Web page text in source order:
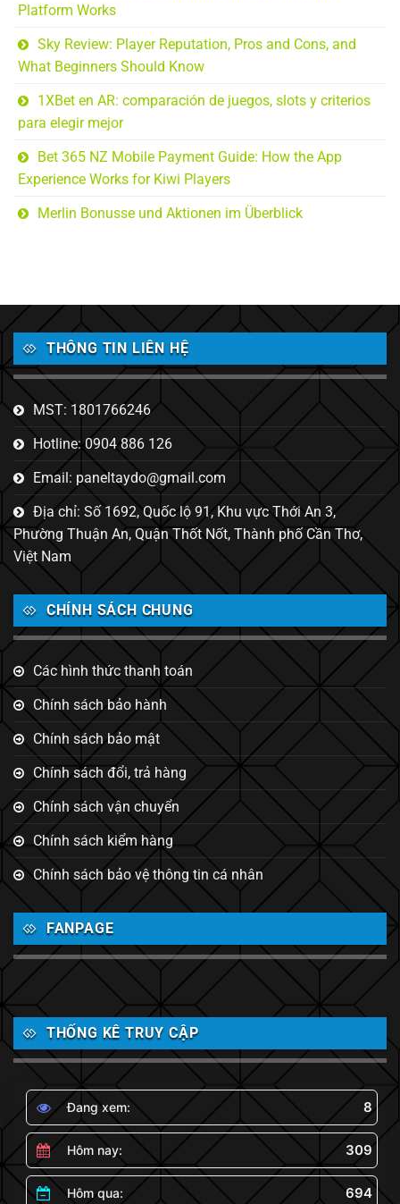
Platform Works
Sky Review: Player Reputation, Pros and Cons, and
What Beginners Should Know
1XBet en AR: comparación de juegos, slots y criterios
para elegir mejor
Bet 365 NZ Mobile Payment Guide: How the App
Experience Works for Kiwi Players
Merlin Bonusse und Aktionen im Überblick
THÔNG TIN LIÊN HỆ
MST: 1801766246
Hotline: 0904 886 126
Email: paneltaydo@gmail.com
Địa chỉ: Số 1692, Quốc lộ 91, Khu vực Thới An 3,
Phường Thuận An, Quận Thốt Nốt, Thành phố Cần Thơ,
Việt Nam
CHÍNH SÁCH CHUNG
Các hình thức thanh toán
Chính sách bảo hành
Chính sách bảo mật
Chính sách đổi, trả hàng
Chính sách vận chuyển
Chính sách kiểm hàng
Chính sách bảo vệ thông tin cá nhân
FANPAGE
THỐNG KÊ TRUY CẬP
Đang xem: 8
Hôm nay: 309
Hôm qua: 694